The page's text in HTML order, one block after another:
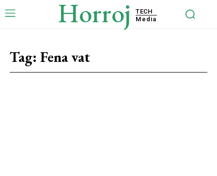
Horroj
TECH
Media
Tag: Fena vat